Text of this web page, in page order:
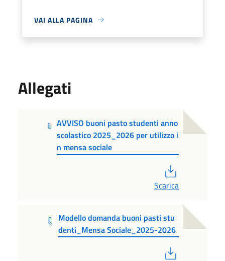
VAI ALLA PAGINA
Allegati
AVVISO buoni pasto studenti anno
scolastico 2025_2026 per utilizzo i
n mensa sociale
Scarica
Modello domanda buoni pasti stu
denti_Mensa Sociale_2025-2026